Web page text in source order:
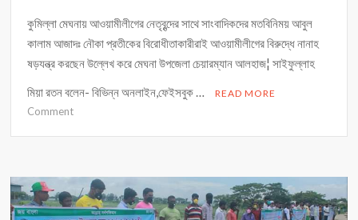
কুমিল্লা মেঘনায় আওয়ামীলীগের নেতৃবৃন্দের সাথে সাংবাদিকদের মতবিনিময় আবুল
কালাম আজাদঃ নৌকা প্রতীকের বিরোধীতাকারীরাই আওয়ামীলীগের বিরুদ্ধে নানাহ
ষড়যন্ত্র করছেন উল্লেখ করে মেঘনা উপজেলা চেয়ারম্যান আলহাজ¦ সাইফুল্লাহ
মিয়া রতন বলেন- বিভিন্ন অনলাইন,ফেইসবুক …
READ MORE
Commenton